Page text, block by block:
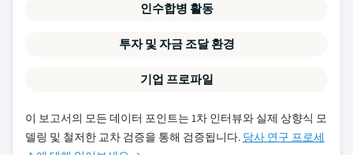
인수합병 활동
투자 및 자금 조달 환경
기업 프로파일
이 보고서의 모든 데이터 포인트는 1차 인터뷰와 실제 상향식 모
델링 및 철저한 교차 검증을 통해 검증됩니다. 당사 연구 프로세